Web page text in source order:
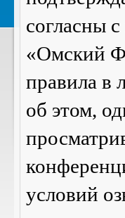
согласны
«Омский
правила в
об этом,
условий